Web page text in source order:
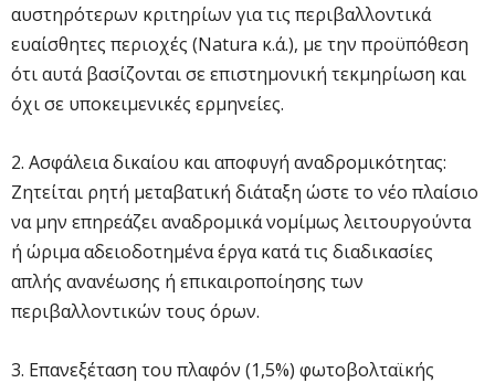
αυστηρότερων κριτηρίων για τις περιβαλλοντικά
ευαίσθητες περιοχές (Natura κ.ά.), με την προϋπόθεση
ότι αυτά βασίζονται σε επιστημονική τεκμηρίωση και
όχι σε υποκειμενικές ερμηνείες.
2. Ασφάλεια δικαίου και αποφυγή αναδρομικότητας:
Ζητείται ρητή μεταβατική διάταξη ώστε το νέο πλαίσιο
να μην επηρεάζει αναδρομικά νομίμως λειτουργούντα
ή ώριμα αδειοδοτημένα έργα κατά τις διαδικασίες
απλής ανανέωσης ή επικαιροποίησης των
περιβαλλοντικών τους όρων.
3. Επανεξέταση του πλαφόν (1,5%) φωτοβολταϊκής